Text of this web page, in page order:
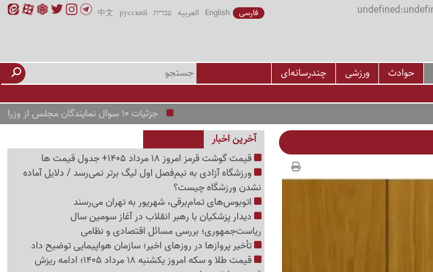
فارسی English العربیه עברית русский
中文
حوادث ورزشی چندرسانه‌ای
جزئیات 10 سوال نمایندگان مجلس از وزرای آموزش و پرورش و راه و شهرسازی
آخرین اخبار
قیمت گوشت قرمز امروز 18 مرداد 1405+ جدول قیمت ها
ورزشگاه آزادی به نیم‌فصل اول لیگ برتر نمی‌رسد / دلایل آماده
نشدن ورزشگاه چیست؟
اتوبوس‌های تمام‌برقی، شهریور به تهران می‌رسند
دیدار پزشکیان با رهبر انقلاب در آغاز سومین سال
ریاست‌جمهوری؛ بررسی مسائل اقتصادی و نظامی
تأخیر پروازها در روزهای اخیر؛ سازمان هواپیمایی توضیح داد
قیمت طلا و سکه امروز یکشنبه 18 مرداد 1405؛ ادامه ریزش